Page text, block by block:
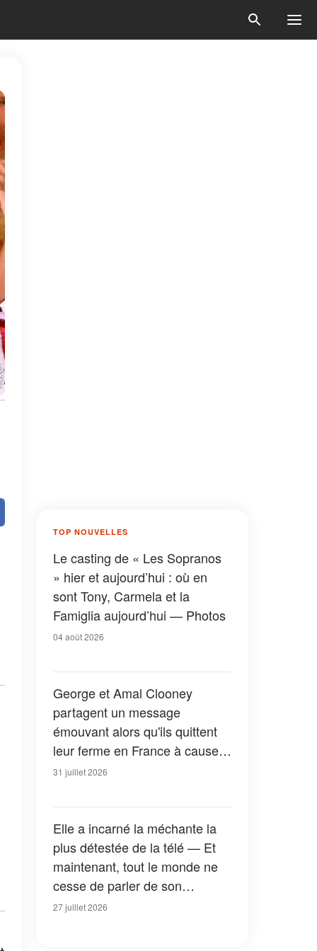
TOP NOUVELLES
Le casting de « Les Sopranos
» hier et aujourd’hui : où en
sont Tony, Carmela et la
Famiglia aujourd’hui — Photos
04 août 2026
George et Amal Clooney
partagent un message
émouvant alors qu'ils quittent
leur ferme en France à cause
des feux de forêt — Tous les
31 juillet 2026
Elle a incarné la méchante la
plus détestée de la télé — Et
maintenant, tout le monde ne
cesse de parler de son
apparition dans la nouvelle
27 juillet 2026